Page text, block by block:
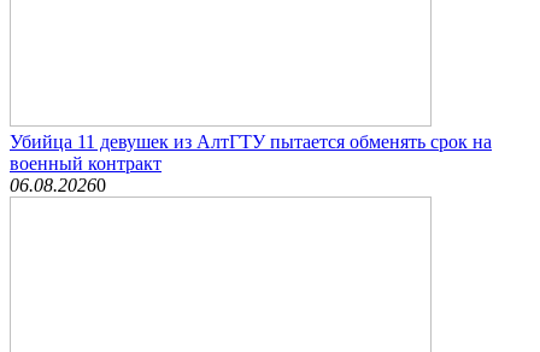
Убийца 11 девушек из АлтГТУ пытается обменять срок на
военный контракт
06.08.20260